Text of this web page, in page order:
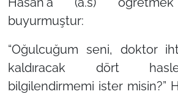
buyurmuştur:
“Oğulcuğum seni, doktor
kaldıracak dört
bilgilendirmemi ister misin?”